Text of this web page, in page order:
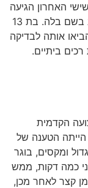
האחרון הגיעה
אלי כלבת גולדן רטריבר מקסימה וטובת לבב בשם בלה. בת 13
אותה לבדיקה
ביתיים.
הקדמית
הטענה של
ומקסים, בוגר
כמה דקות, ממש
קצר לאחר מכן,